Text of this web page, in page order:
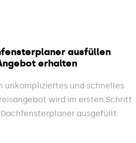
ausfüllen
erhalten
unkompliziertes und schnelles
wird im ersten Schritt
ausgefüllt.